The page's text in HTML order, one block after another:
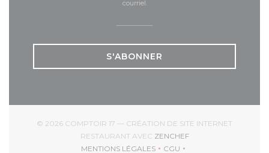
courriel.
S'ABONNER
© 2026 COMPTOIR 17 — CRÉATION DE SITE INTERNET
RESTAURANT AVEC ZENCHEF((OUVRE UNE
MENTIONS LÉGALES
CGU